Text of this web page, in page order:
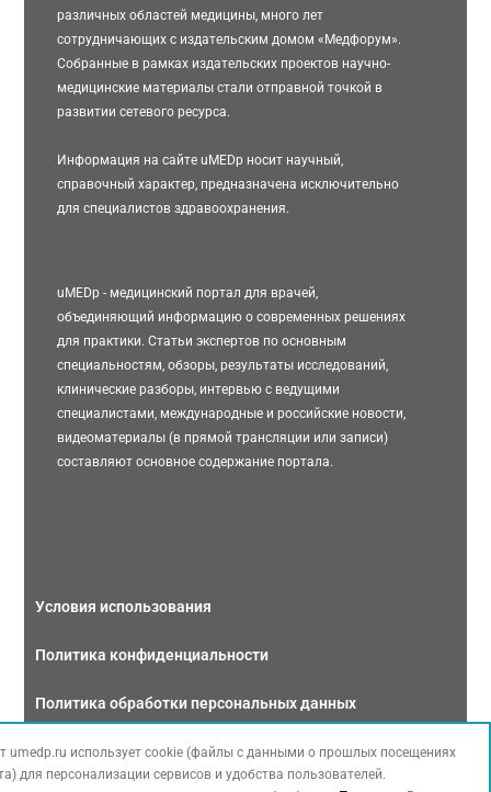
различных областей медицины, много лет
сотрудничающих с издательским домом «Медфорум».
Собранные в рамках издательских проектов научно-
медицинские материалы стали отправной точкой в
развитии сетевого ресурса.
Информация на сайте uMEDp носит научный,
справочный характер, предназначена исключительно
для специалистов здравоохранения.
uMEDp - медицинский портал для врачей,
объединяющий информацию о современных решениях
для практики. Статьи экспертов по основным
специальностям, обзоры, результаты исследований,
клинические разборы, интервью с ведущими
специалистами, международные и российские новости,
видеоматериалы (в прямой трансляции или записи)
составляют основное содержание портала.
Условия использования
Политика конфиденциальности
Политика обработки персональных данных
Связаться с нами
umedp.ru использует cookie (файлы с данными о прошлых посещениях
для персонализации сервисов и удобства пользователей.